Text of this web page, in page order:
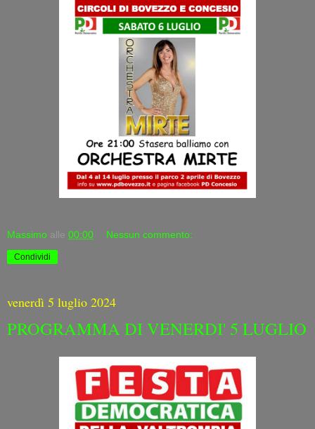
Massimo alle 00:00 Nessun commento:
Condividi
venerdì 5 luglio 2024
PROGRAMMA DI VENERDI' 5 LUGLIO